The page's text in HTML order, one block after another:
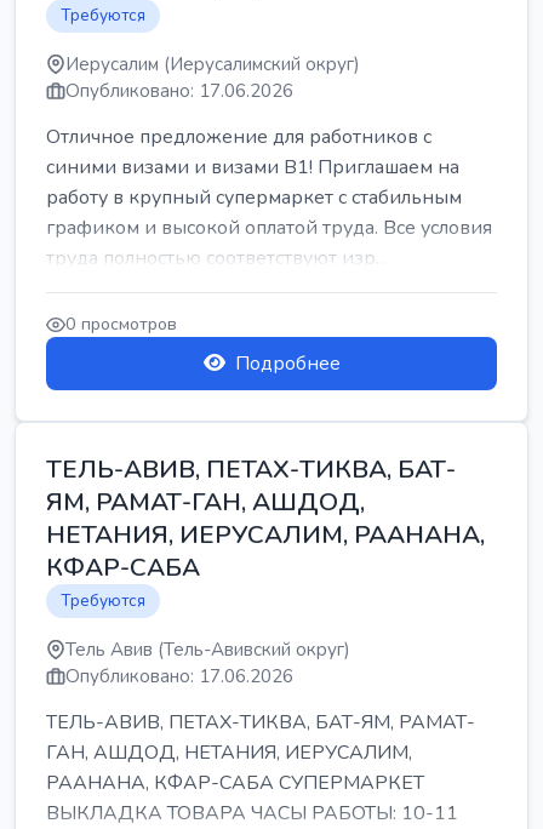
Требуются
Иерусалим (Иерусалимский округ)
Опубликовано: 17.06.2026
Отличное предложение для работников с
синими визами и визами B1! Приглашаем на
работу в крупный супермаркет с стабильным
графиком и высокой оплатой труда. Все условия
труда полностью соответствуют изр...
0 просмотров
Подробнее
ТЕЛЬ-АВИВ, ПЕТАХ-ТИКВА, БАТ-
ЯМ, РАМАТ-ГАН, АШДОД,
НЕТАНИЯ, ИЕРУСАЛИМ, РААНАНА,
КФАР-САБА
Требуются
Тель Авив (Тель-Авивский округ)
Опубликовано: 17.06.2026
ТЕЛЬ-АВИВ, ПЕТАХ-ТИКВА, БАТ-ЯМ, РАМАТ-
ГАН, АШДОД, НЕТАНИЯ, ИЕРУСАЛИМ,
РААНАНА, КФАР-САБА СУПЕРМАРКЕТ
ВЫКЛАДКА ТОВАРА ЧАСЫ РАБОТЫ: 10-11